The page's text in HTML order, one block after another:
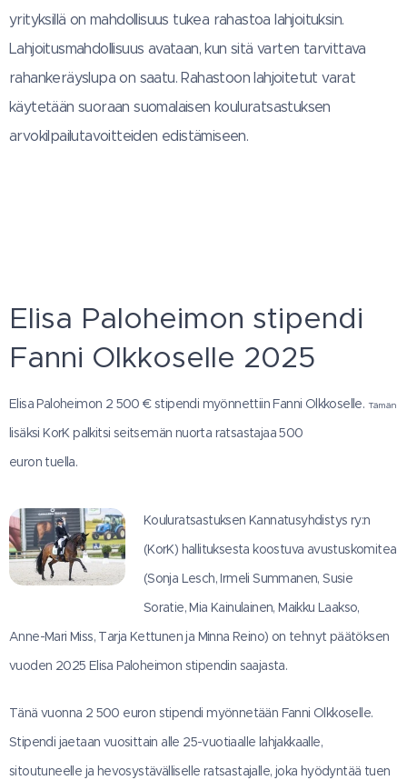
yrityksillä on mahdollisuus tukea rahastoa lahjoituksin.
Lahjoitusmahdollisuus avataan, kun sitä varten tarvittava
rahankeräyslupa on saatu. Rahastoon lahjoitetut varat
käytetään suoraan suomalaisen kouluratsastuksen
arvokilpailutavoitteiden edistämiseen.
Elisa Paloheimon stipendi
Fanni Olkkoselle 2025
Elisa Paloheimon 2 500 € stipendi myönnettiin Fanni Olkkoselle. Tämän
lisäksi KorK palkitsi seitsemän nuorta ratsastajaa 500
euron tuella.
Kouluratsastuksen Kannatusyhdistys ry:n
(KorK) hallituksesta koostuva avustuskomitea
(Sonja Lesch, Irmeli Summanen, Susie
Soratie, Mia Kainulainen, Maikku Laakso,
Anne-Mari Miss, Tarja Kettunen ja Minna Reino) on tehnyt päätöksen
vuoden 2025 Elisa Paloheimon stipendin saajasta.
Tänä vuonna 2 500 euron stipendi myönnetään Fanni Olkkoselle.
Stipendi jaetaan vuosittain alle 25-vuotiaalle lahjakkaalle,
sitoutuneelle ja hevosystävälliselle ratsastajalle, joka hyödyntää tuen